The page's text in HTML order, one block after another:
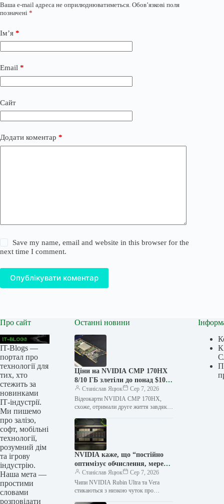
Ваша e-mail адреса не оприлюднюватиметься. Обов’язкові поля
позначені *
Ім’я *
Email *
Сайт
Додати коментар *
Save my name, email and website in this browser for the
next time I comment.
Опублікувати коментар
Про сайт
IT-Blogs —
портал про
технології для
тих, хто
стежить за
новинками
ІТ-індустрії.
Ми пишемо
про залізо,
софт, мобільні
технології,
розумний дім
та ігрову
індустрію.
Наша мета —
простими
словами
розповідати
Останні новини
Ціни на NVIDIA CMP 170HX
8/10 ГБ злетіли до понад $1000
за ніч після того, як
інструмент розблокував
приховані 64/80 ГБ
Станіслав Яцюк
Сер 7, 2026
Відеокарти NVIDIA CMP 170HX,
схоже, отримали друге життя завдяки
до 80 ГБ пам’яті, роблячи їх
життєздатним…
NVIDIA каже, що “постійно
оптимізує обчислення, мережу
та пам’ять” для забезпечення
найкращої продуктивності та
ефективності своїм клієнтам
Станіслав Яцюк
Сер 7, 2026
Чипи NVIDIA Rubin Ultra та Vera
стикаються з низкою чуток про